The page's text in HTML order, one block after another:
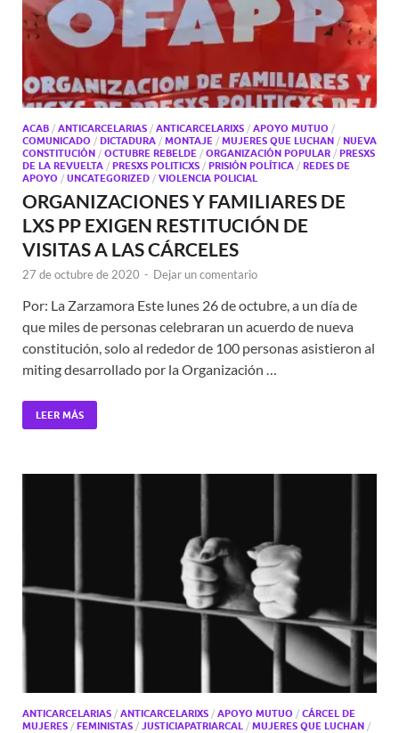
ACAB / ANTICARCELARIAS / ANTICARCELARIXS / APOYO MUTUO /
COMUNICADO / DICTADURA / MONTAJE / MUJERES QUE LUCHAN / NUEVA
CONSTITUCIÓN / OCTUBRE REBELDE / ORGANIZACIÓN POPULAR / PRESXS
DE LA REVUELTA / PRESXS POLITICXS / PRISIÓN POLÍTICA / REDES DE
APOYO / UNCATEGORIZED / VIOLENCIA POLICIAL
ORGANIZACIONES Y FAMILIARES DE
LXS PP EXIGEN RESTITUCIÓN DE
VISITAS A LAS CÁRCELES
27 de octubre de 2020 - Dejar un comentario
Por: La Zarzamora Este lunes 26 de octubre, a un día de
que miles de personas celebraran un acuerdo de nueva
constitución, solo al rededor de 100 personas asistieron al
miting desarrollado por la Organización …
LEER MÁS
ANTICARCELARIAS / ANTICARCELARIXS / APOYO MUTUO / CÁRCEL DE
MUJERES / FEMINISTAS / JUSTICIAPATRIARCAL / MUJERES QUE LUCHAN /